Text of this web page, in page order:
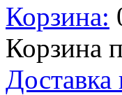
Корзина:
Корзина
Доставка